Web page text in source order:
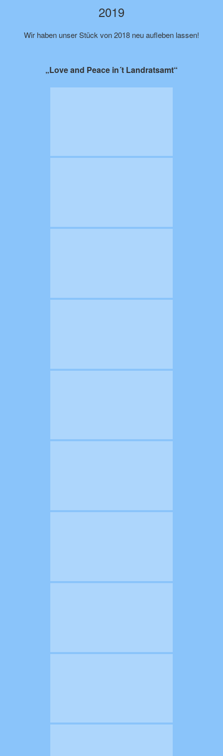
2019
Wir haben unser Stück von 2018 neu aufleben lassen!
„Love and Peace in´t Landratsamt“